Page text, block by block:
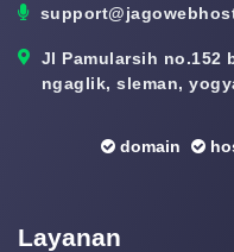
Jl Pamularsih no.152
ngaglik, sleman,
domain
Layanan